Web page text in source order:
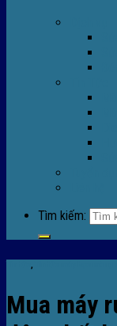
Tìm kiếm:
,
Mua máy